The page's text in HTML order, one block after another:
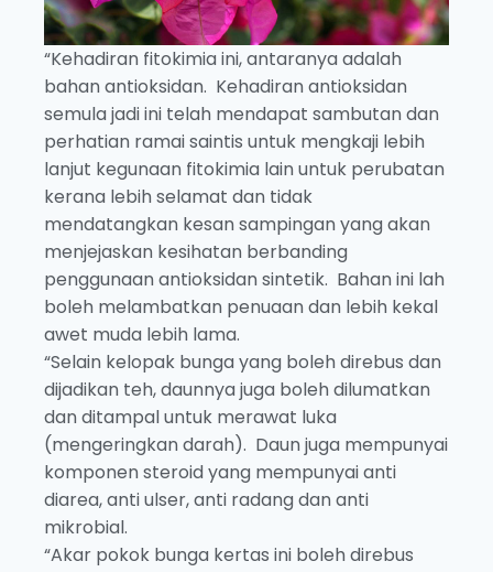
“Kehadiran fitokimia ini, antaranya adalah
bahan antioksidan. Kehadiran antioksidan
semula jadi ini telah mendapat sambutan dan
perhatian ramai saintis untuk mengkaji lebih
lanjut kegunaan fitokimia lain untuk perubatan
kerana lebih selamat dan tidak
mendatangkan kesan sampingan yang akan
menjejaskan kesihatan berbanding
penggunaan antioksidan sintetik. Bahan ini lah
boleh melambatkan penuaan dan lebih kekal
awet muda lebih lama.
“Selain kelopak bunga yang boleh direbus dan
dijadikan teh, daunnya juga boleh dilumatkan
dan ditampal untuk merawat luka
(mengeringkan darah). Daun juga mempunyai
komponen steroid yang mempunyai anti
diarea, anti ulser, anti radang dan anti
mikrobial.
“Akar pokok bunga kertas ini boleh direbus